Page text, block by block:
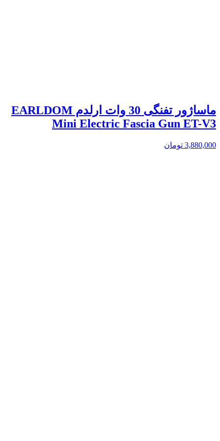
ماساژور تفنگی 30 وات ارلدم EARLDOM
Mini Electric Fascia Gun ET-V3
3,880,000 تومان